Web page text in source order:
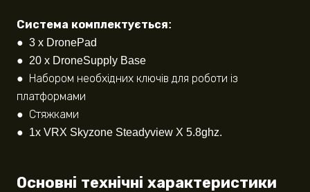
Система комплектується:
● 3 x DronePad
● 20 x DroneSupply Base
● Набором необхідних ключів для роботи із
платформами
● Стяжками
● 1x VRX Skyzone Steadyview X 5.8ghz.
Основні технічні характеристики